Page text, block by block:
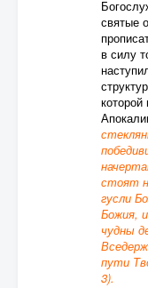
святые
в силу
которой
стоят
гусли
Божия,
чудны
пути
3).